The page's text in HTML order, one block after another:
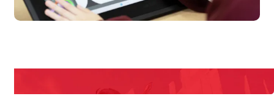
Campus Open